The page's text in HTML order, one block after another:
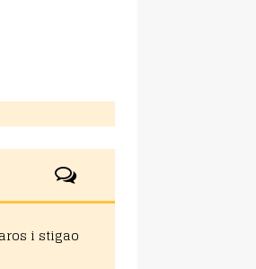
i stigao